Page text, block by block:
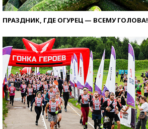
ПРАЗДНИК, ГДЕ ОГУРЕЦ — ВСЕМУ ГОЛОВА!